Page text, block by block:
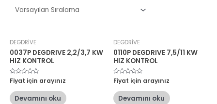
DEGDRİVE
0037P DEGDRIVE 2,2/3,7 KW
HIZ KONTROL
5
üzerinden
oy
aldı
Fiyat için arayınız
Devamını oku
DEGDRİVE
0110P DEGDRIVE 7,5/11 KW
HIZ KONTROL
5
üzerinden
oy
aldı
Fiyat için arayınız
Devamını oku